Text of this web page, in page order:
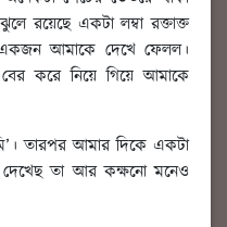
রয়েছে একটা লম্বা রক্তাক্ত
আমাকে দেখে ফেলল।
করে নিয়ে গিয়ে আমাকে
তারপর আমার দিকে একটা
দেখেছ তা আর কক্ষনো মনেও